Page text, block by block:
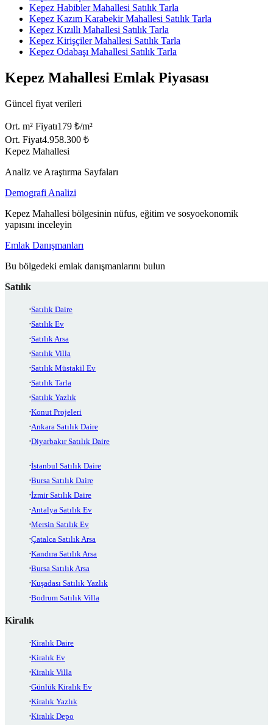
Kepez Habibler Mahallesi Satılık Tarla
Kepez Kazım Karabekir Mahallesi Satılık Tarla
Kepez Kızıllı Mahallesi Satılık Tarla
Kepez Kirişçiler Mahallesi Satılık Tarla
Kepez Odabaşı Mahallesi Satılık Tarla
Kepez Mahallesi Emlak Piyasası
Güncel fiyat verileri
Ort. m² Fiyatı179 ₺/m²
Ort. Fiyat4.958.300 ₺
Kepez Mahallesi
Analiz ve Araştırma Sayfaları
Demografi Analizi
Kepez Mahallesi bölgesinin nüfus, eğitim ve sosyoekonomik
yapısını inceleyin
Emlak Danışmanları
Bu bölgedeki emlak danışmanlarını bulun
Satılık
Satılık Daire
Satılık Ev
Satılık Arsa
Satılık Villa
Satılık Müstakil Ev
Satılık Tarla
Satılık Yazlık
Konut Projeleri
Ankara Satılık Daire
Diyarbakır Satılık Daire
İstanbul Satılık Daire
Bursa Satılık Daire
İzmir Satılık Daire
Antalya Satılık Ev
Mersin Satılık Ev
Çatalca Satılık Arsa
Kandıra Satılık Arsa
Bursa Satılık Arsa
Kuşadası Satılık Yazlık
Bodrum Satılık Villa
Kiralık
Kiralık Daire
Kiralık Ev
Kiralık Villa
Günlük Kiralık Ev
Kiralık Yazlık
Kiralık Depo